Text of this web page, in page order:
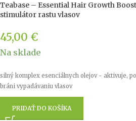
Teabase – Essential Hair Growth
stimulátor rastu vlasov
45,00 €
Na sklade
silný komplex esenciálnych olejov - aktivuje,
bráni vypadávaniu vlasov
PRIDAŤ DO KOŠÍKA